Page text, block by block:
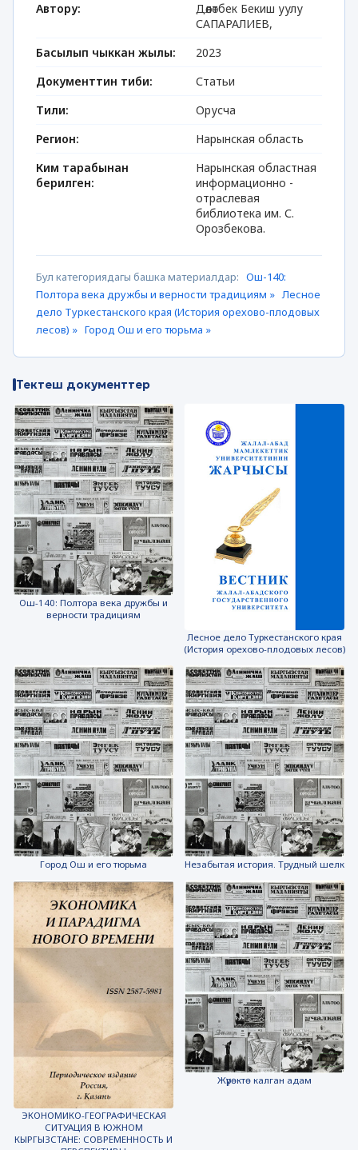
Автору:
Дөөлөтбек Бекиш уулу
САПАРАЛИЕВ,
Басылып чыккан жылы:
2023
Документтин тиби:
Статьи
Тили:
Орусча
Регион:
Нарынская область
Ким тарабынан
берилген:
Нарынская областная
информационно -
отраслевая
библиотека им. С.
Орозбекова.
Бул категориядагы башка материалдар: Ош-140:
Полтора века дружбы и верности традициям » Лесное
дело Туркестанского края (История орехово-плодовых
лесов) » Город Ош и его тюрьма »
Тектеш документтер
Ош-140: Полтора века дружбы и
верности традициям
Лесное дело Туркестанского края
(История орехово-плодовых лесов)
Город Ош и его тюрьма Незабытая история. Трудный шелк
ЭКОНОМИКО-ГЕОГРАФИЧЕСКАЯ
СИТУАЦИЯ В ЮЖНОМ
КЫРГЫЗСТАНЕ: СОВРЕМЕННОСТЬ И
Жүрөктө калган адам